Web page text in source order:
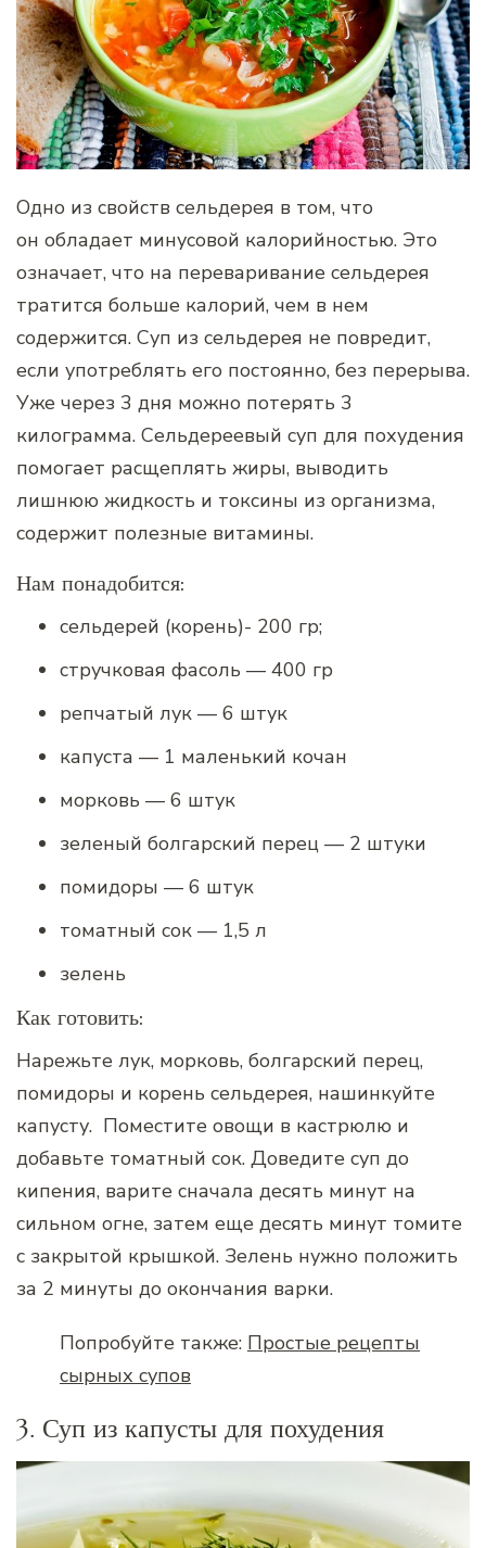
Одно из свойств сельдерея в том, что
он обладает минусовой калорийностью. Это
означает, что на переваривание сельдерея
тратится больше калорий, чем в нем
содержится. Суп из сельдерея не повредит,
если употреблять его постоянно, без перерыва.
Уже через 3 дня можно потерять 3
килограмма. Сельдереевый суп для похудения
помогает расщеплять жиры, выводить
лишнюю жидкость и токсины из организма,
содержит полезные витамины.
Нам понадобится:
сельдерей (корень)- 200 гр;
стручковая фасоль — 400 гр
репчатый лук — 6 штук
капуста — 1 маленький кочан
морковь — 6 штук
зеленый болгарский перец — 2 штуки
помидоры — 6 штук
томатный сок — 1,5 л
зелень
Как готовить:
Нарежьте лук, морковь, болгарский перец,
помидоры и корень сельдерея, нашинкуйте
капусту. Поместите овощи в кастрюлю и
добавьте томатный сок. Доведите суп до
кипения, варите сначала десять минут на
сильном огне, затем еще десять минут томите
с закрытой крышкой. Зелень нужно положить
за 2 минуты до окончания варки.
Попробуйте также: Простые рецепты
сырных супов
3. Суп из капусты для похудения